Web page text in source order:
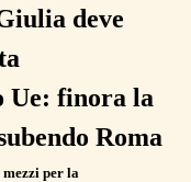
deve
Ue: finora la
Roma
per la